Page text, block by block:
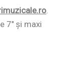
7″ și maxi